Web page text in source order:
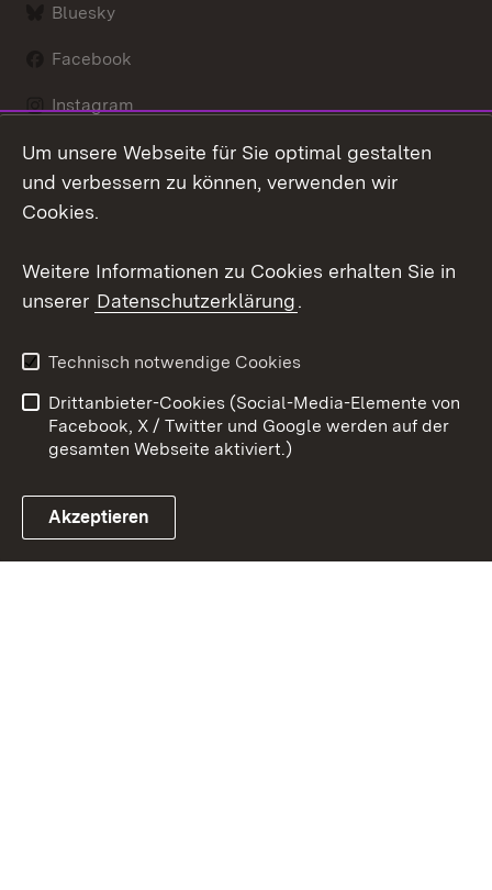
Bluesky
Facebook
Instagram
LinkedIn
Link zum Landesportal
Datenschutz
Barrierefreiheit
Impressum
Cookies
Um unsere Webseite für Sie optimal gestalten
und verbessern zu können, verwenden wir
Cookies.
Weitere Informationen zu Cookies erhalten Sie in
unserer Datenschutzerklärung.
Technisch notwendige Cookies
Drittanbieter-Cookies (Social-Media-Elemente von
Facebook, X / Twitter und Google werden auf der
gesamten Webseite aktiviert.)
Akzeptieren